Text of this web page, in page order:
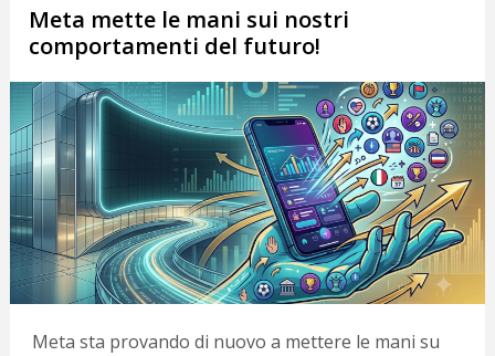
Meta mette le mani sui nostri
comportamenti del futuro!
Meta sta provando di nuovo a mettere le mani su